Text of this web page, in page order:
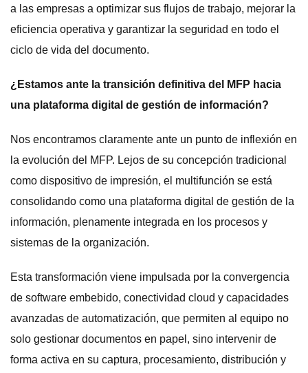
a las empresas a optimizar sus flujos de trabajo, mejorar la
eficiencia operativa y garantizar la seguridad en todo el
ciclo de vida del documento.
¿Estamos ante la transición definitiva del MFP hacia
una plataforma digital de gestión de información?
Nos encontramos claramente ante un punto de inflexión en
la evolución del MFP. Lejos de su concepción tradicional
como dispositivo de impresión, el multifunción se está
consolidando como una plataforma digital de gestión de la
información, plenamente integrada en los procesos y
sistemas de la organización.
Esta transformación viene impulsada por la convergencia
de software embebido, conectividad cloud y capacidades
avanzadas de automatización, que permiten al equipo no
solo gestionar documentos en papel, sino intervenir de
forma activa en su captura, procesamiento, distribución y